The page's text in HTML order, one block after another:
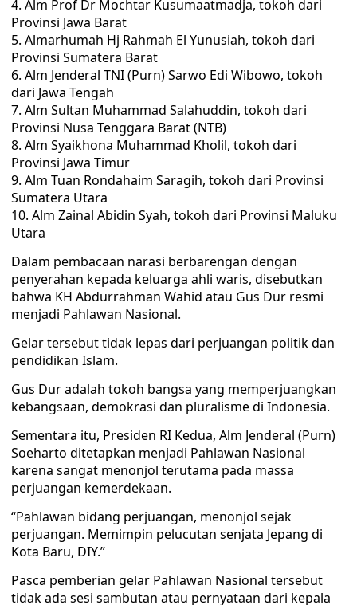
Alm Prof Dr Mochtar Kusumaatmadja, tokoh dari
Provinsi Jawa Barat
Almarhumah Hj Rahmah El Yunusiah, tokoh dari
Provinsi Sumatera Barat
Alm Jenderal TNI (Purn) Sarwo Edi Wibowo, tokoh
dari Jawa Tengah
Alm Sultan Muhammad Salahuddin, tokoh dari
Provinsi Nusa Tenggara Barat (NTB)
Alm Syaikhona Muhammad Kholil, tokoh dari
Provinsi Jawa Timur
Alm Tuan Rondahaim Saragih, tokoh dari Provinsi
Sumatera Utara
Alm Zainal Abidin Syah, tokoh dari Provinsi Maluku
Utara
Dalam pembacaan narasi berbarengan dengan
penyerahan kepada keluarga ahli waris, disebutkan
bahwa KH Abdurrahman Wahid atau Gus Dur resmi
menjadi Pahlawan Nasional.
Gelar tersebut tidak lepas dari perjuangan politik dan
pendidikan Islam.
Gus Dur adalah tokoh bangsa yang memperjuangkan
kebangsaan, demokrasi dan pluralisme di Indonesia.
Sementara itu, Presiden RI Kedua, Alm Jenderal (Purn)
Soeharto ditetapkan menjadi Pahlawan Nasional
karena sangat menonjol terutama pada massa
perjuangan kemerdekaan.
“Pahlawan bidang perjuangan, menonjol sejak
perjuangan. Memimpin pelucutan senjata Jepang di
Kota Baru, DIY.”
Pasca pemberian gelar Pahlawan Nasional tersebut
tidak ada sesi sambutan atau pernyataan dari kepala